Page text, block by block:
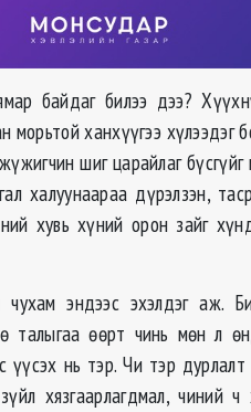
байдаг билээ дээ?
морьтой ханхүүгээ хүлээдэг
шиг царайлаг
халуунаараа дүрэлзэн,
хувь хүний орон зайг
эндээс эхэлдэг аж.
талыгаа өөрт чинь мөн л
үүсэх нь тэр. Чи тэр
хязгаарлагдмал, чиний